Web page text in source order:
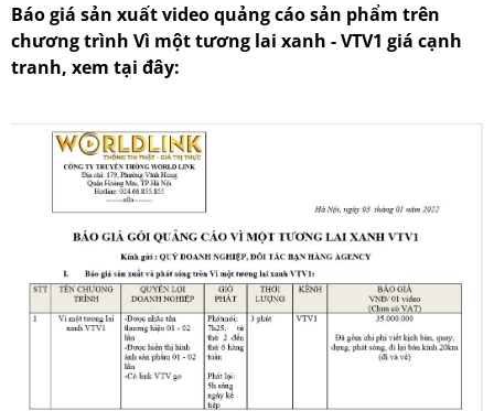
Báo giá sản xuất video quảng cáo sản phẩm trên
chương trình Vì một tương lai xanh - VTV1 giá cạnh
tranh, xem tại đây: